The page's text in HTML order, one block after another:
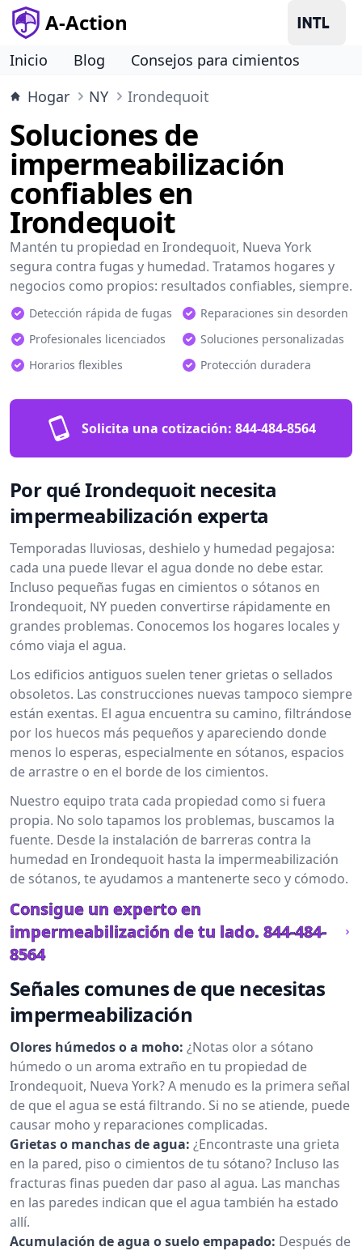
A-Action
Inicio Blog
Consejos para cimientos
Hogar
NY Irondequoit
Soluciones de
impermeabilización
confiables en
Irondequoit
Mantén tu propiedad en Irondequoit, Nueva York
segura contra fugas y humedad. Tratamos hogares y
negocios como propios: resultados confiables, siempre.
Detección rápida de fugas
Reparaciones sin desorden
Profesionales licenciados
Soluciones personalizadas
Horarios flexibles
Protección duradera
Solicita una cotización: 844-484-8564
Por qué Irondequoit necesita
impermeabilización experta
Temporadas lluviosas, deshielo y humedad pegajosa:
cada una puede llevar el agua donde no debe estar.
Incluso pequeñas fugas en cimientos o sótanos en
Irondequoit, NY pueden convertirse rápidamente en
grandes problemas. Conocemos los hogares locales y
cómo viaja el agua.
Los edificios antiguos suelen tener grietas o sellados
obsoletos. Las construcciones nuevas tampoco siempre
están exentas. El agua encuentra su camino, filtrándose
por los huecos más pequeños y apareciendo donde
menos lo esperas, especialmente en sótanos, espacios
de arrastre o en el borde de los cimientos.
Nuestro equipo trata cada propiedad como si fuera
propia. No solo tapamos los problemas, buscamos la
fuente. Desde la instalación de barreras contra la
humedad en Irondequoit hasta la impermeabilización
de sótanos, te ayudamos a mantenerte seco y cómodo.
Consigue un experto en
impermeabilización de tu lado. 844-484-
8564
Señales comunes de que necesitas
impermeabilización
Olores húmedos o a moho: ¿Notas olor a sótano
húmedo o un aroma extraño en tu propiedad de
Irondequoit, Nueva York? A menudo es la primera señal
de que el agua se está filtrando. Si no se atiende, puede
causar moho y reparaciones complicadas.
Grietas o manchas de agua: ¿Encontraste una grieta
en la pared, piso o cimientos de tu sótano? Incluso las
fracturas finas pueden dar paso al agua. Las manchas
en las paredes indican que el agua también ha estado
allí.
Acumulación de agua o suelo empapado: Después de